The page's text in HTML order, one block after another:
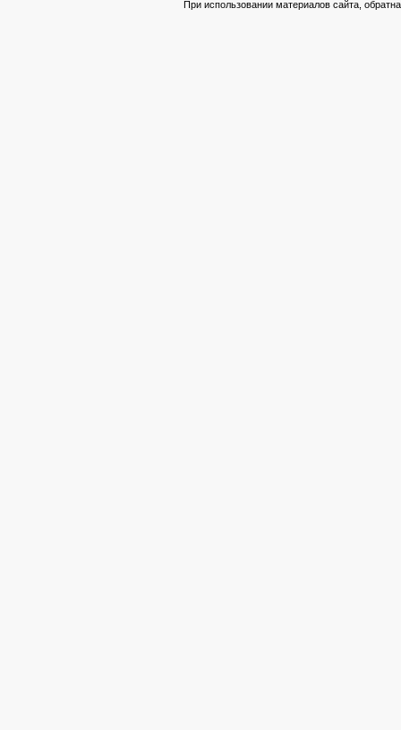
При использовании материалов сайта,